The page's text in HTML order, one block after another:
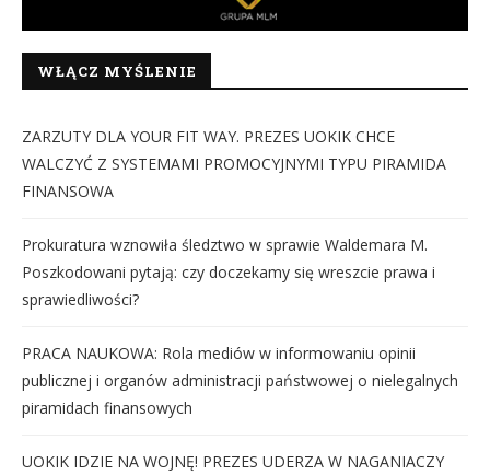
WŁĄCZ MYŚLENIE
ZARZUTY DLA YOUR FIT WAY. PREZES UOKIK CHCE
WALCZYĆ Z SYSTEMAMI PROMOCYJNYMI TYPU PIRAMIDA
FINANSOWA
Prokuratura wznowiła śledztwo w sprawie Waldemara M.
Poszkodowani pytają: czy doczekamy się wreszcie prawa i
sprawiedliwości?
PRACA NAUKOWA: Rola mediów w informowaniu opinii
publicznej i organów administracji państwowej o nielegalnych
piramidach finansowych
UOKIK IDZIE NA WOJNĘ! PREZES UDERZA W NAGANIACZY